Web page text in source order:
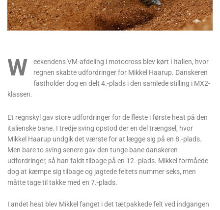
W
eekendens VM-afdeling i motocross blev kørt i Italien, hvor
regnen skabte udfordringer for Mikkel Haarup. Danskeren
fastholder dog en delt 4.-plads i den samlede stilling i MX2-
klassen.
Et regnskyl gav store udfordringer for de fleste i første heat på den
italienske bane. I tredje sving opstod der en del trængsel, hvor
Mikkel Haarup undgik det værste for at lægge sig på en 8.-plads.
Men bare to sving senere gav den tunge bane danskeren
udfordringer, så han faldt tilbage på en 12.-plads. Mikkel formåede
dog at kæmpe sig tilbage og jagtede feltets nummer seks, men
måtte tage til takke med en 7.-plads.
I andet heat blev Mikkel fanget i det tætpakkede felt ved indgangen